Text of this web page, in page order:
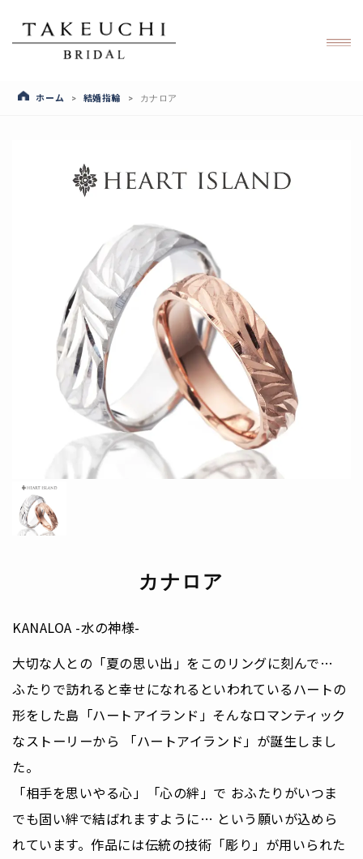
ホーム > 結婚指輪 > カナロア
カナロア
KANALOA -水の神様-
大切な人との「夏の思い出」をこのリングに刻んで…
ふたりで訪れると幸せになれるといわれているハートの
形をした島「ハートアイランド」そんなロマンティック
なストーリーから 「ハートアイランド」が誕生しまし
た。
「相手を思いやる心」「心の絆」で おふたりがいつま
でも固い絆で結ばれますように… という願いが込めら
れています。作品には伝統の技術「彫り」が用いられた